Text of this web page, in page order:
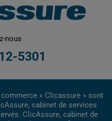
nous
5301
« Clicassure » sont
cabinet de services
ClicAssure, cabinet de